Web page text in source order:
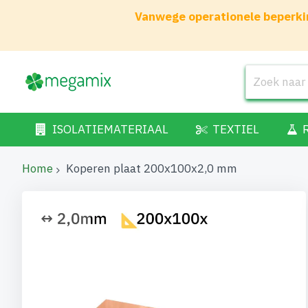
Vanwege operationele
ISOLATIEMATERIAAL TEXTIEL
Home Koperen plaat 200x100x2,0 mm
Ga